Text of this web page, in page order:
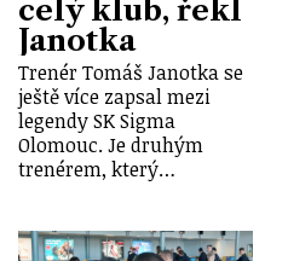
celý klub, řekl
Janotka
Trenér Tomáš Janotka se
ještě více zapsal mezi
legendy SK Sigma
Olomouc. Je druhým
trenérem, který…